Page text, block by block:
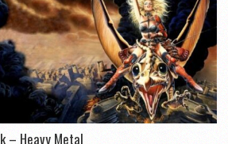
– Heavy Metal